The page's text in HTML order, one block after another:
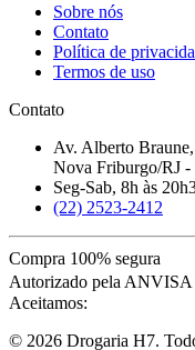
Sobre nós
Contato
Política de
Termos de uso
Contato
Av. Alberto
Nova Friburgo/RJ -
Seg-Sab, 8h às
(22) 2523-2412
Compra 100% segura
Autorizado pela ANVISA
Aceitamos:
© 2026 Drogaria H7.